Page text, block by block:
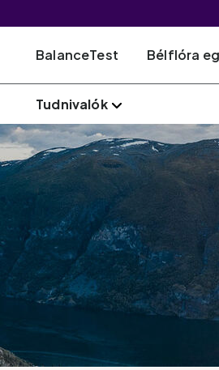
BalanceTest Bélflóra
Tudnivalók